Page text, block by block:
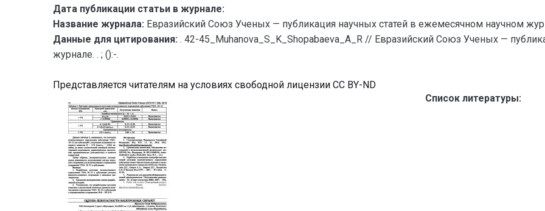
Дата публикации статьи в журнале:
Название журнала: Евразийский Союз Ученых — публикация научных статей в ежемесячном научном
Данные для цитирования: . 42-45_Muhanova_S_K_Shopabaeva_A_R // Евразийский Союз Ученых —
журнале. . ; ():-.
Представляется читателям на условиях свободной лицензии CC BY-ND
Список литературы: